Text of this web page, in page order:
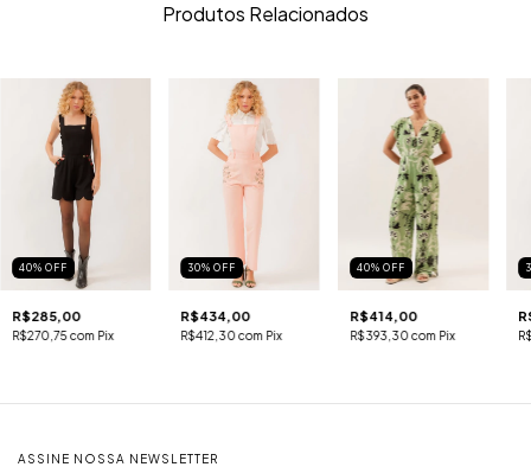
Produtos Relacionados
40% OFF
R$285,00
R$270,75com Pix
30%OFF
R$434,00
R$412,30com Pix
40% OFF
R$414,00
R$393,30com Pix
ASSINE NOSSA NEWSLETTER